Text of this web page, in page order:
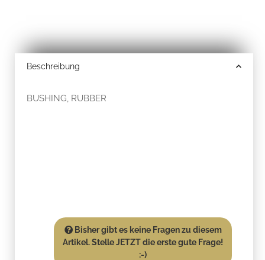
Beschreibung
BUSHING, RUBBER
Bisher gibt es keine Fragen zu diesem
Artikel. Stelle JETZT die erste gute Frage!
:-)